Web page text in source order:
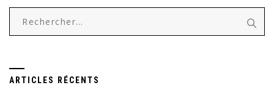
Rechercher :
ARTICLES RÉCENTS